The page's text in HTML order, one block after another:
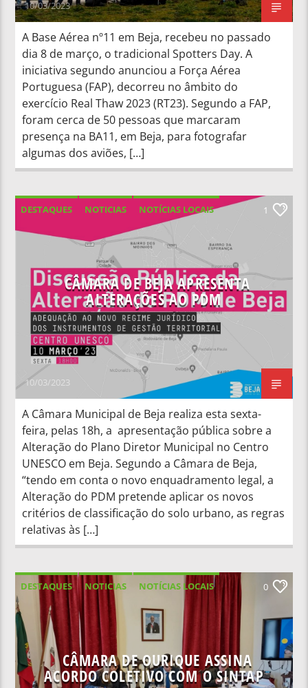
10/03/2023
A Base Aérea nº11 em Beja, recebeu no passado
dia 8 de março, o tradicional Spotters Day. A
iniciativa segundo anunciou a Força Aérea
Portuguesa (FAP), decorreu no âmbito do
exercício Real Thaw 2023 (RT23). Segundo a FAP,
foram cerca de 50 pessoas que marcaram
presença na BA11, em Beja, para fotografar
algumas dos aviões, […]
DESTAQUES NOTICIAS
NOTÍCIAS LOCAIS
NOTÍCIAS NACIONAIS
1
CÂMARA DE BEJA APRESENTA
ALTERAÇÕES AO PDM
10/03/2023
A Câmara Municipal de Beja realiza esta sexta-
feira, pelas 18h, a apresentação pública sobre a
Alteração do Plano Diretor Municipal no Centro
UNESCO em Beja. Segundo a Câmara de Beja,
“tendo em conta o novo enquadramento legal, a
Alteração do PDM pretende aplicar os novos
critérios de classificação do solo urbano, as regras
relativas às […]
DESTAQUES NOTICIAS
NOTÍCIAS LOCAIS
NOTÍCIAS NACIONAIS
0
CÂMARA DE OURIQUE ASSINA
ACORDO COLETIVO COM O SINTAP